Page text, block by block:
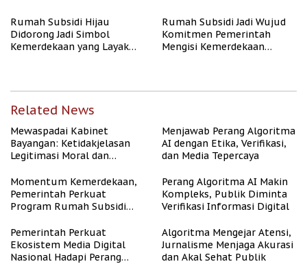
Rumah Subsidi Hijau
Didorong Jadi Simbol
Kemerdekaan yang Layak
Rumah Subsidi Jadi Wujud
Komitmen Pemerintah
Mengisi Kemerdekaan
Related News
Mewaspadai Kabinet
Bayangan: Ketidakjelasan
Legitimasi Moral dan
Menjawab Perang Algoritma
AI dengan Etika, Verifikasi,
dan Media Tepercaya
Momentum Kemerdekaan,
Pemerintah Perkuat
Program Rumah Subsidi
Berpenghasilan Rendah
Perang Algoritma AI Makin
Kompleks, Publik Diminta
Verifikasi Informasi Digital
Pemerintah Perkuat
Ekosistem Media Digital
Nasional Hadapi Perang
Algoritma Mengejar Atensi,
Jurnalisme Menjaga Akurasi
dan Akal Sehat Publik